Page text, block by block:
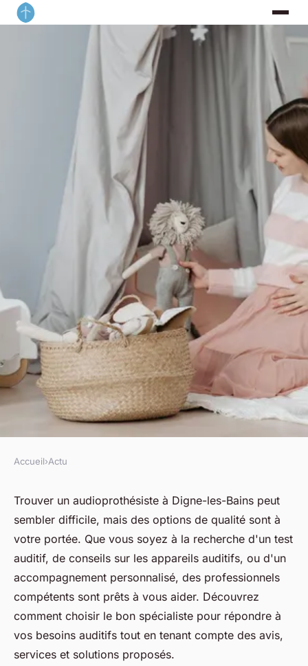
Trouver un audioprothésiste à
digne-les-bains : nos conseils
fabienne•22 avril 2025•7 min de lecture
Accueil›Actu
Trouver un audioprothésiste à Digne-les-Bains peut
sembler difficile, mais des options de qualité sont à
votre portée. Que vous soyez à la recherche d'un test
auditif, de conseils sur les appareils auditifs, ou d'un
accompagnement personnalisé, des professionnels
compétents sont prêts à vous aider. Découvrez
comment choisir le bon spécialiste pour répondre à
vos besoins auditifs tout en tenant compte des avis,
services et solutions proposés.